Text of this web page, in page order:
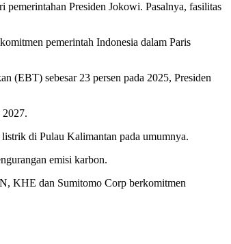
Presiden Jokowi. Pasalnya, fasilitas
pemerintah Indonesia dalam Paris
(EBT) sebesar 23 persen pada 2025, Presiden
2027.
di Pulau Kalimantan pada umumnya.
emisi karbon.
KHE dan Sumitomo Corp berkomitmen